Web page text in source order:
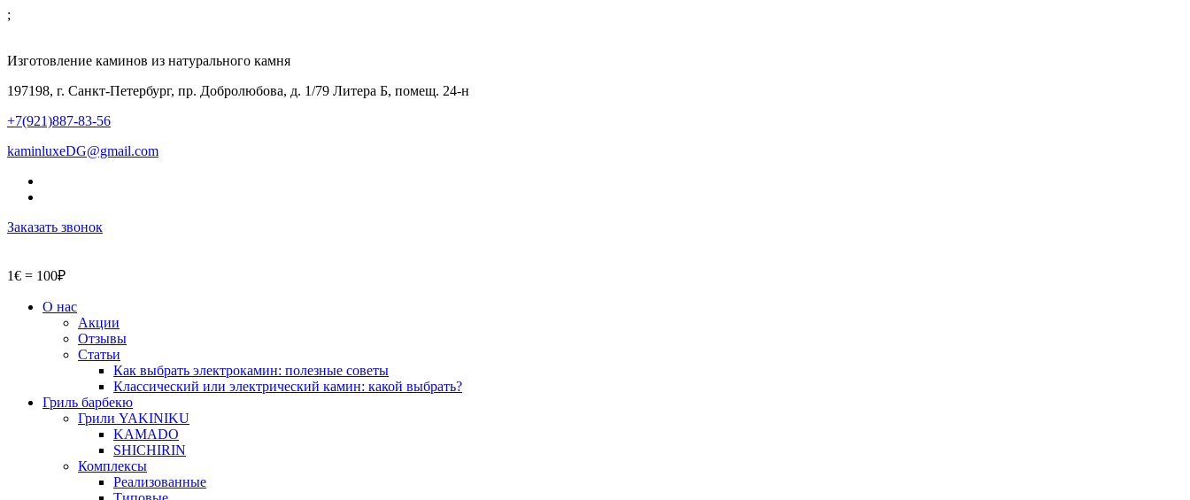
;
Изготовление каминов из натурального камня
197198, г. Санкт-Петербург, пр. Добролюбова, д. 1/79 Литера Б, помещ. 24-н
+7(921)887-83-56
kaminluxeDG@gmail.com
Заказать звонок
1€ = 100₽
О нас
Акции
Отзывы
Статьи
Как выбрать электрокамин: полезные советы
Классический или электрический камин: какой выбрать?
Гриль барбекю
Грили YAKINIKU
KAMADO
SHICHIRIN
Комплексы
Реализованные